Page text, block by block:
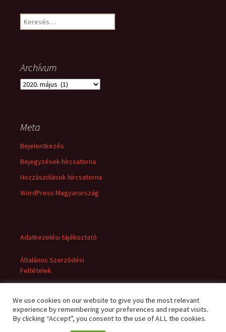
Keresés:
Archívum
Archívum
Meta
Bejelentkezés
Bejegyzések hírcsatorna
Hozzászólások hírcsatorna
WordPress Magyarország
Adatkezelési tájékoztató
Általános Szerződési
Feltételek
We use cookies on our website to give you the most relevant
experience by remembering your preferences and repeat visits.
By clicking “Accept”, you consent to the use of ALL the cookies.